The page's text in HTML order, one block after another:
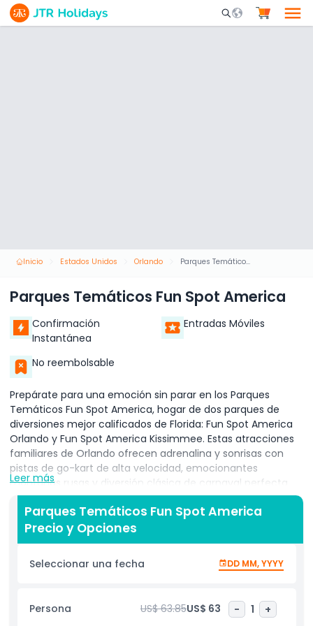
Mobile Search
Inicio Estados Unidos Orlando Parques Temáticos Fun Spot America
Parques Temáticos Fun Spot America
Confirmación
Instantánea
Entradas Móviles
No reembolsable
Prepárate para una emoción sin parar en los Parques
Temáticos Fun Spot America, hogar de dos parques de
diversiones mejor calificados de Florida: Fun Spot America
Orlando y Fun Spot America Kissimmee. Estas atracciones
familiares de Orlando ofrecen adrenalina y sonrisas con
pistas de go-kart de alta velocidad, emocionantes
montañas rusas y diversión clásica de carnaval perfecta
para visitantes de todas las edades. En Fun Spot America
Orlando, puedes competir en pistas de go-kart de varios
niveles, disfrutar de atracciones que aceleran el corazón
como White Lightning, la única montaña rusa de madera
en Orlando, y sumergirte en la diversión con juegos de
arcade y clásicos de feria. A poca distancia en coche, Fun
juegos acuáticos, botes chocones y la imponente Rueda
de la Fortuna Gigante que ofrece vistas increíbles del
Leer más
Parques Temáticos Fun Spot America
Precio y Opciones
Seleccionar una fecha DD MM, YYYY
Persona US$ 63.85US$ 63 - 1 +